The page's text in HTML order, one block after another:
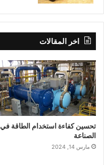
اخر المقالات
تحسين كفاءة استخدام الطاقة في
الصناعة
مارس 14, 2024